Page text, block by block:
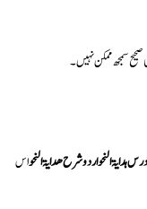
سمجھ ممکن نہیں۔
درس ہدایۃ النحو اردو شرح ھدایۃ النحواس